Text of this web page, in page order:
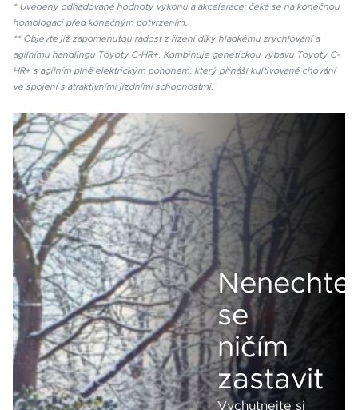
* Uvedeny odhadované hodnoty výkonu a akcelerace; čeká se na konečnou
homologaci před konečným potvrzením.
** Objevte již zapomenutou radost z řízení díky hladkému zrychlování a
agilnímu handlingu Toyoty C-HR+. Kombinuje genetickou výbavu Toyoty C-
HR+ s agilním plně elektrickým pohonem, který přináší kultivované chování
ve spojení s atraktivními jízdními schopnostmi.
Nenechte
se
ničím
zastavit
Vychutnejte si